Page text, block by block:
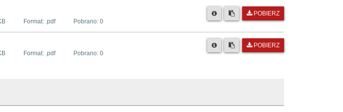
Format: .pdf Pobrano: 0
POBIERZ
Format: .pdf Pobrano: 0
POBIERZ